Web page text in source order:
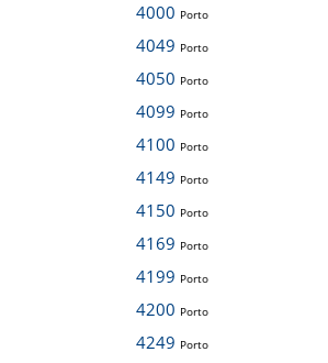
4000 Porto
4049 Porto
4050 Porto
4099 Porto
4100 Porto
4149 Porto
4150 Porto
4169 Porto
4199 Porto
4200 Porto
4249 Porto